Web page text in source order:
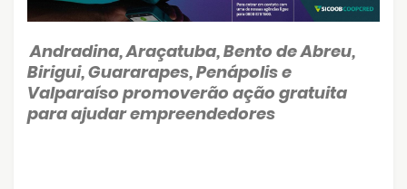
Andradina, Araçatuba, Bento de Abreu,
Birigui, Guararapes, Penápolis e
Valparaíso promoverão ação gratuita
para ajudar empreendedores